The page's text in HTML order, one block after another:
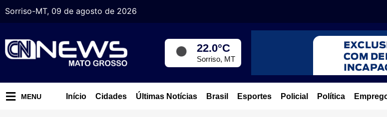
Sorriso-MT, 09 de agosto de 2026
22.0°C
Sorriso, MT
MENU Início Cidades Últimas Notícias Brasil Esportes Policial Política